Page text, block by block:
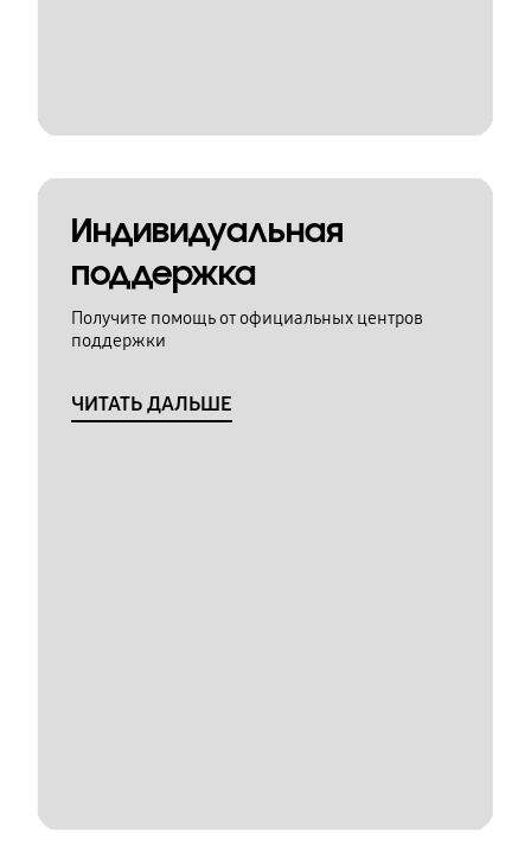
Индивидуальная
поддержка
Получите помощь от официальных центров
поддержки
ЧИТАТЬ ДАЛЬШЕ